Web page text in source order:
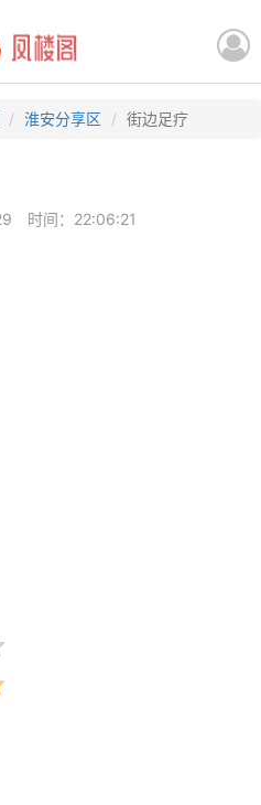
淮安分享区 街边足疗
时间：22:06:21